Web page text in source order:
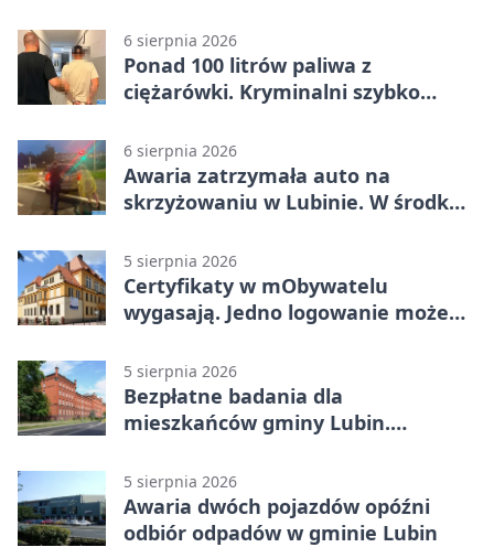
6 sierpnia 2026
Ponad 100 litrów paliwa z
ciężarówki. Kryminalni szybko
6 sierpnia 2026
Awaria zatrzymała auto na
skrzyżowaniu w Lubinie. W środku
5 sierpnia 2026
Certyfikaty w mObywatelu
wygasają. Jedno logowanie może
5 sierpnia 2026
Bezpłatne badania dla
mieszkańców gminy Lubin.
5 sierpnia 2026
Awaria dwóch pojazdów opóźni
odbiór odpadów w gminie Lubin